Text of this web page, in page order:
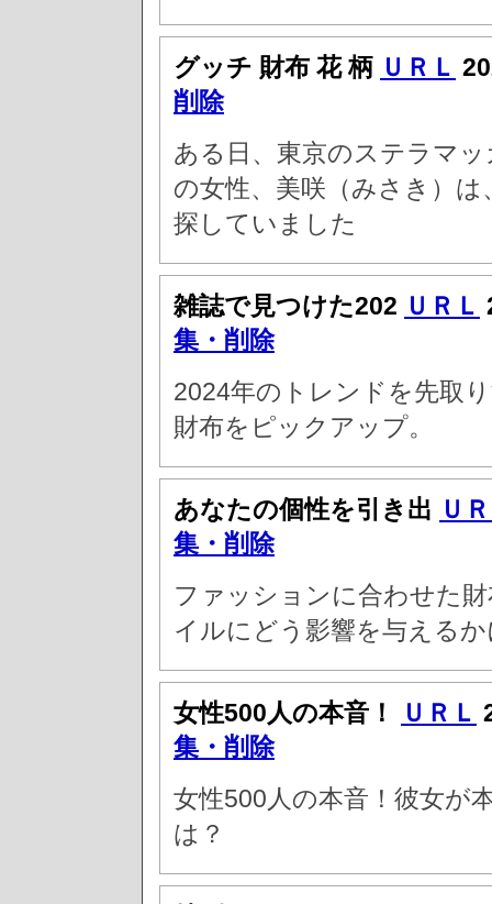
グッチ 財布 花 柄 ＵＲＬ
削除
ある日、東京のステラマ
の女性、美咲（みさき）
探していました
雑誌で見つけた202 ＵＲＬ
集・削除
2024年のトレンドを先取
財布をピックアップ。
あなたの個性を引き出 Ｕ
集・削除
ファッションに合わせた
イルにどう影響を与える
女性500人の本音！ ＵＲＬ
集・削除
女性500人の本音！彼女が
は？